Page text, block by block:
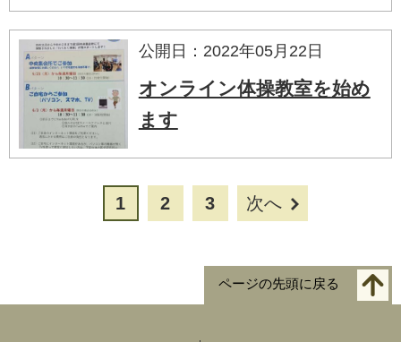
公開日：2022年05月22日
オンライン体操教室を始め
ます
1 2 3 次へ
ページの先頭に戻る